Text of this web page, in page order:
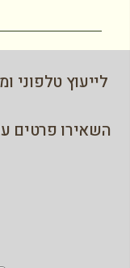
לייעוץ טלפוני
השאירו פרטים